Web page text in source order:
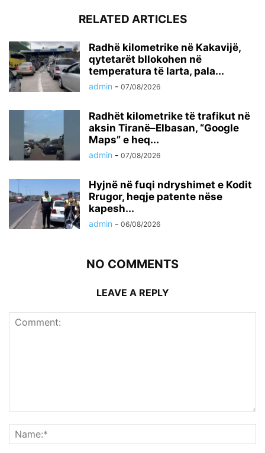
RELATED ARTICLES
Radhë kilometrike në Kakavijë,
qytetarët bllokohen në
temperatura të larta, pala...
admin - 07/08/2026
Radhët kilometrike të trafikut në
aksin Tiranë–Elbasan, “Google
Maps” e heq...
admin - 07/08/2026
Hyjnë në fuqi ndryshimet e Kodit
Rrugor, heqje patente nëse
kapesh...
admin - 06/08/2026
NO COMMENTS
LEAVE A REPLY